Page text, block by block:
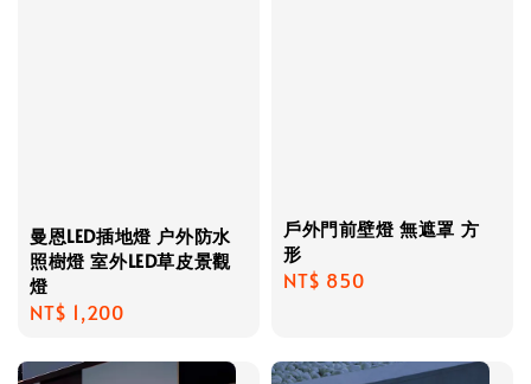
曼恩LED插地燈 户外防水
照樹燈 室外LED草皮景觀
燈
Regular
NT$ 1,200
戶外門前壁燈 無遮罩 方
形
Regular
NT$ 850